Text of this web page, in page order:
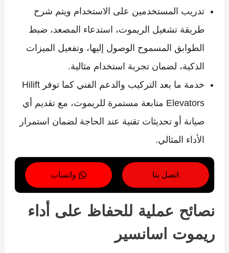
تدريب المستخدمين على الاستخدام ويتم شرح
طريقة تشغيل الريموت، استدعاء المصعد، ضبط
الطوابق المسموح الوصول إليها، وتفعيل الميزات
الذكية، لضمان تجربة استخدام مثالية.
خدمة ما بعد التركيب والدعم الفني كما توفر Hilift
Elevators متابعة مستمرة للريموت، مع تقديم أي
صيانة أو تحديثات تقنية عند الحاجة لضمان استمرار
الأداء المثالي.
اتصل بنا واتساب
نصائح عملية للحفاظ على أداء
ريموت اسانسير